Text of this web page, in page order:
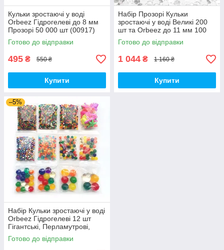
Кульки зростаючі у воді
Orbeez Гідрогелеві до 8 мм
Прозорі 50 000 шт (00917)
Готово до відправки
495 ₴ 550 ₴
Купити
Набір Прозорі Кульки
зростаючі у воді Великі 200
шт та Orbeez до 11 мм 100
000 шт (01651)
Готово до відправки
1 044 ₴ 1 160 ₴
Купити
–5%
Набір Кульки зростаючі у воді
Orbeez Гідрогелеві 12 шт
Гігантські, Перламутрові,
Орбіз, що світяться (00422)
Готово до відправки